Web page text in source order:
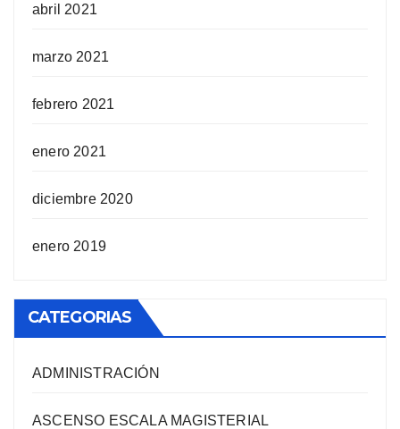
abril 2021
marzo 2021
febrero 2021
enero 2021
diciembre 2020
enero 2019
CATEGORIAS
ADMINISTRACIÓN
ASCENSO ESCALA MAGISTERIAL